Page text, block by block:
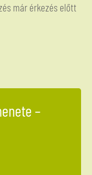
már érkezés előtt
–